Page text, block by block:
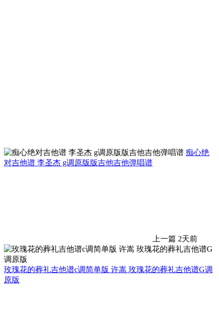
痴心绝
对吉他谱 李圣杰 g调原版版吉他吉他弹唱谱
上一篇 2天前
玫瑰花的葬礼吉他谱c调简单版 许嵩 玫瑰花的葬礼吉他谱G调
原版